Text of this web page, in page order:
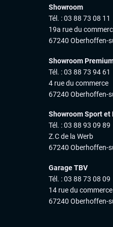
Showroom
Tél. : 03 88 73 08 11
19a rue du
67240 Oberhoffen-
Showroom
Tél. : 03 88 73 94 61
4 rue du commerce
67240 Oberhoffen-
Showroom Sport et
Tél. : 03 88 93 09 89
Z.C de la Werb
67240 Oberhoffen-
Garage TBV
Tél. : 03 88 73 08 09
14 rue du commerce
67240 Oberhoffen-